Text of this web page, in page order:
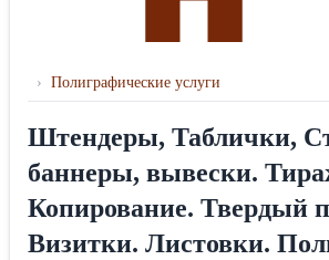
› Полиграфические услуги
Штендеры, Таблички,
баннеры, вывески.
Копирование. Твердый
Визитки. Листовки.